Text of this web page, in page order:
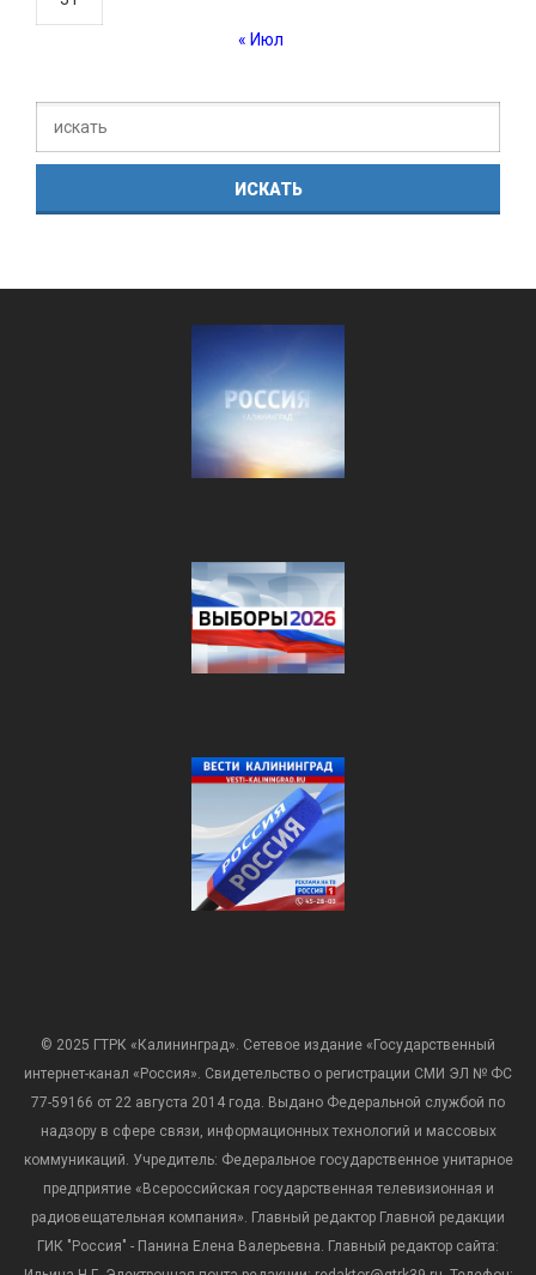
« Июл
© 2025 ГТРК «Калининград». Сетевое издание «Государственный
интернет-канал «Россия». Свидетельство о регистрации СМИ ЭЛ № ФС
77-59166 от 22 августа 2014 года. Выдано Федеральной службой по
надзору в сфере связи, информационных технологий и массовых
коммуникаций. Учредитель: Федеральное государственное унитарное
предприятие «Всероссийская государственная телевизионная и
радиовещательная компания». Главный редактор Главной редакции
ГИК "Россия" - Панина Елена Валерьевна. Главный редактор сайта: